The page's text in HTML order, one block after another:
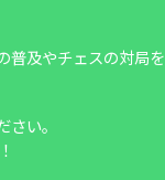
普及やチェスの対局を
さい。